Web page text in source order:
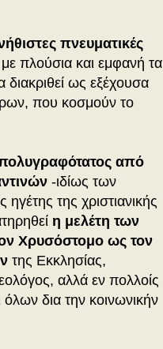
πνευματικές
πλούσια και εμφανή τα
ως εξέχουσα
που κοσμούν το
από
-ιδίως των
της χριστιανικής
η μελέτη των
Χρυσόστομο ως τον
της Εκκλησίας,
αλλά εν πολλοίς
δια την κοινωνικήν